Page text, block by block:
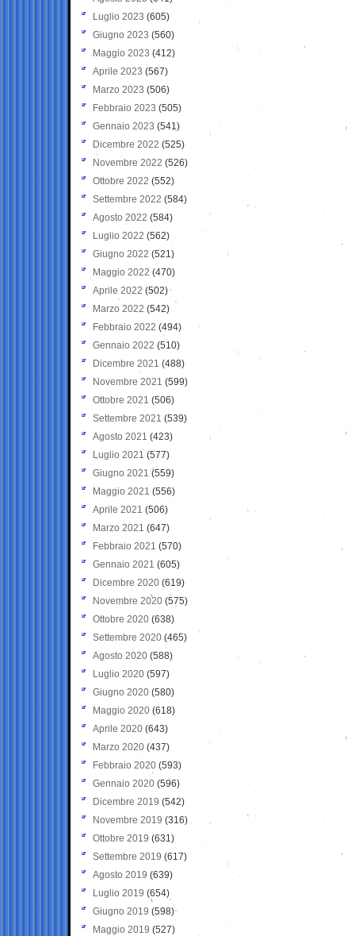
Luglio 2023 (605)
Giugno 2023 (560)
Maggio 2023 (412)
Aprile 2023 (567)
Marzo 2023 (506)
Febbraio 2023 (505)
Gennaio 2023 (541)
Dicembre 2022 (525)
Novembre 2022 (526)
Ottobre 2022 (552)
Settembre 2022 (584)
Agosto 2022 (584)
Luglio 2022 (562)
Giugno 2022 (521)
Maggio 2022 (470)
Aprile 2022 (502)
Marzo 2022 (542)
Febbraio 2022 (494)
Gennaio 2022 (510)
Dicembre 2021 (488)
Novembre 2021 (599)
Ottobre 2021 (506)
Settembre 2021 (539)
Agosto 2021 (423)
Luglio 2021 (577)
Giugno 2021(559)
Maggio 2021 (556)
Aprile 2021 (506)
Marzo 2021 (647)
Febbraio 2021 (570)
Gennaio 2021 (605)
Dicembre 2020 (619)
Novembre 2020 (575)
Ottobre 2020 (638)
Settembre 2020(465)
Agosto 2020 (588)
Luglio 2020 (597)
Giugno 2020 (580)
Maggio 2020 (618)
Aprile 2020 (643)
Marzo 2020 (437)
Febbraio 2020 (593)
Gennaio 2020 (596)
Dicembre 2019 (542)
Novembre 2019 (316)
Ottobre 2019 (631)
Settembre 2019 (617)
Agosto 2019 (639)
Luglio 2019 (654)
Giugno 2019 (598)
Maggio 2019 (527)